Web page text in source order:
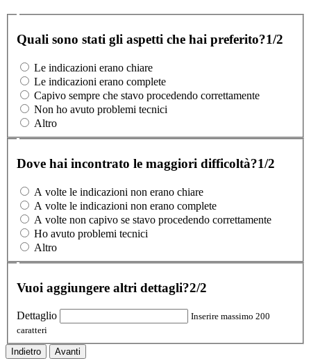
Quali sono stati gli aspetti che hai preferito?1/2
Le indicazioni erano chiare
Le indicazioni erano complete
Capivo sempre che stavo procedendo correttamente
Non ho avuto problemi tecnici
Altro
Dove hai incontrato le maggiori difficoltà?1/2
A volte le indicazioni non erano chiare
A volte le indicazioni non erano complete
A volte non capivo se stavo procedendo correttamente
Ho avuto problemi tecnici
Altro
Vuoi aggiungere altri dettagli?2/2
Dettaglio
Inserire massimo 200
caratteri
Indietro Avanti